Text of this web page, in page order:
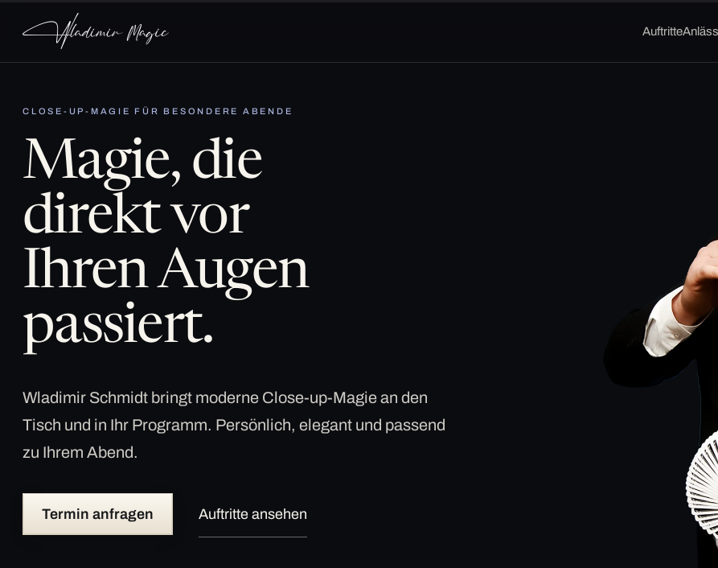
Auftritte
CLOSE-UP-MAGIE FÜR BESONDERE ABENDE
Magie, die
direkt vor
Ihren Augen
passiert.
Wladimir Schmidt bringt moderne Close-up-Magie an den
Tisch und in Ihr Programm. Persönlich, elegant und passend
zu Ihrem Abend.
Termin anfragen Auftritte ansehen